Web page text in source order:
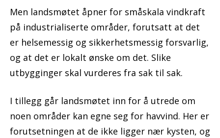
Men landsmøtet åpner for småskala vindkraft
på industrialiserte områder, forutsatt at det
er helsemessig og sikkerhetsmessig forsvarlig,
og at det er lokalt ønske om det. Slike
utbygginger skal vurderes fra sak til sak.
I tillegg går landsmøtet inn for å utrede om
noen områder kan egne seg for havvind. Her er
forutsetningen at de ikke ligger nær kysten, og